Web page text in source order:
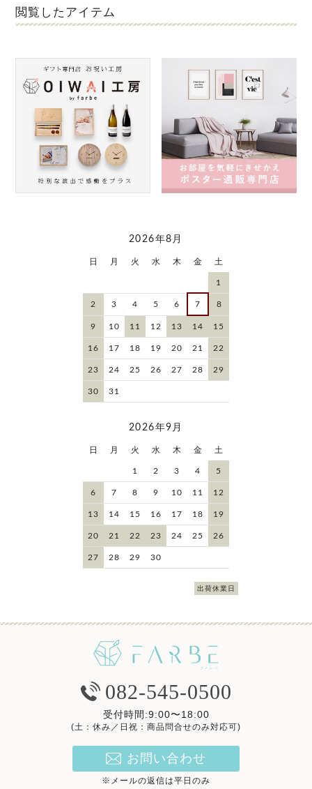
閲覧したアイテム
2026年8月
日 月 火 水 木 金 土
1
2 3 4 5 6 7 8
9 10 11 12 13 14 15
16 17 18 19 20 21 22
23 24 25 26 27 28 29
30 31
2026年9月
日 月 火 水 木 金 土
1 2 3 4 5
6 7 8 9 10 11 12
13 14 15 16 17 18 19
20 21 22 23 24 25 26
27 28 29 30
出荷休業日
082-545-0500
受付時間:9:00〜18:00
(土：休み／日祝：商品問合せのみ対応可)
お問い合わせ
※メールの返信は平日のみ